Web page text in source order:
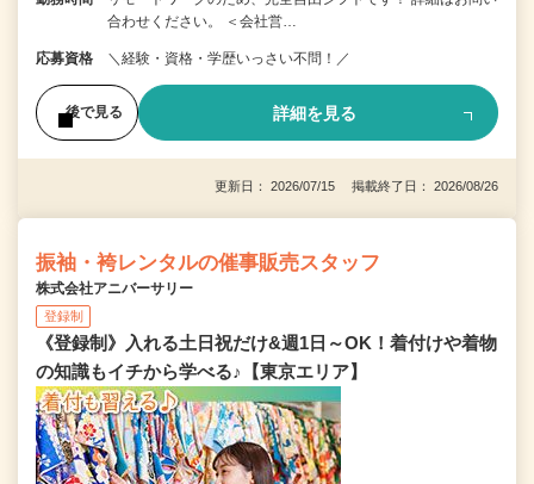
合わせください。 ＜会社営…
応募資格 ＼経験・資格・学歴いっさい不問！／
後で見る 詳細を見る
更新日： 2026/07/15 掲載終了日： 2026/08/26
振袖・袴レンタルの催事販売スタッフ
株式会社アニバーサリー
登録制
《登録制》入れる土日祝だけ&週1日～OK！着付けや着物
の知識もイチから学べる♪【東京エリア】